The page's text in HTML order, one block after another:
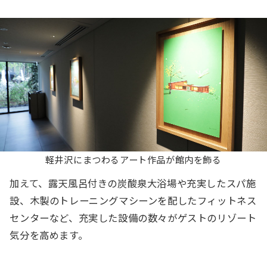
軽井沢にまつわるアート作品が館内を飾る
加えて、露天風呂付きの炭酸泉大浴場や充実したスパ施
設、木製のトレーニングマシーンを配したフィットネス
センターなど、充実した設備の数々がゲストのリゾート
気分を高めます。